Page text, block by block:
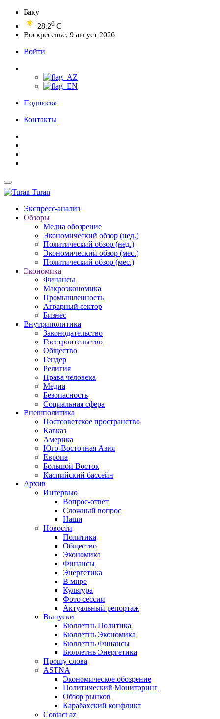
Баку
28.20 C
Воскресенье, 9 август 2026
Войти
Подписка
Контакты
Turan
Экспресс-анализ
Обзоры
Медиа обозрение
Экономический обзор (нед.)
Политический обзор (нед.)
Экономический обзор (мес.)
Политический обзор (мес.)
Экономика
Финансы
Макроэкономика
Промышленность
Аграрный сектор
Бизнес
Внутриполитика
Законодательство
Госстроительство
Общество
Гендер
Религия
Права человека
Медиа
Безопасность
Социальная сфера
Внешполитика
Постсоветское пространство
Кавказ
Америка
Юго-Восточная Азия
Европа
Большой Восток
Каспийский бассейн
Архив
Интервью
Вопрос-ответ
Сложный вопрос
Наши
Новости
Политика
Общество
Экономика
Финансы
Энергетика
В мире
Культура
Фото сессии
Актуальный репортаж
Выпуски
Бюллетнь Политика
Бюллетнь Экономика
Бюллетнь Финансы
Бюллетнь Энергетика
Прошу слова
ASTNA
Экономическое обозрение
Политический Мониторинг
Обзор рынков
Карабахский конфликт
Contact az